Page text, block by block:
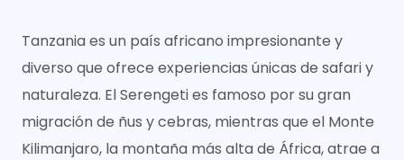
Tanzania es un país africano impresionante y
diverso que ofrece experiencias únicas de safari y
naturaleza. El Serengeti es famoso por su gran
migración de ñus y cebras, mientras que el Monte
Kilimanjaro, la montaña más alta de África, atrae a